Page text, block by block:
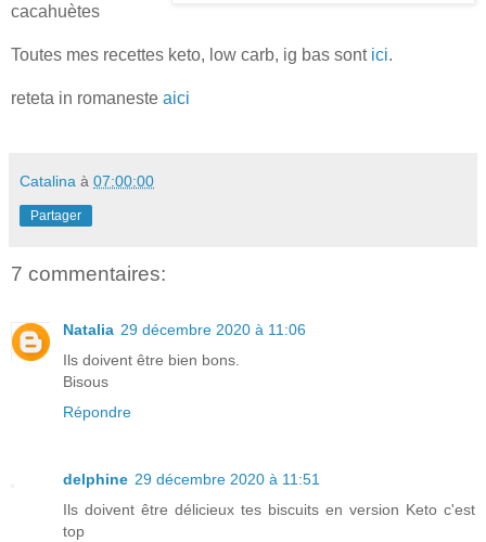
cacahuètes
Toutes mes recettes keto, low carb, ig bas sont ici.
reteta in romaneste aici
Catalina à 07:00:00
Partager
7 commentaires:
Natalia 29 décembre 2020 à 11:06
Ils doivent être bien bons.
Bisous
Répondre
delphine 29 décembre 2020 à 11:51
Ils doivent être délicieux tes biscuits en version Keto c'est
top